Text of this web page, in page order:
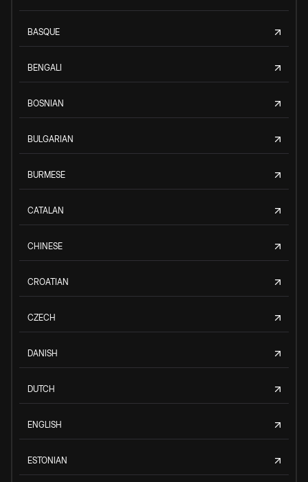
BASQUE
BENGALI
BOSNIAN
BULGARIAN
BURMESE
CATALAN
CHINESE
CROATIAN
CZECH
DANISH
DUTCH
ENGLISH
ESTONIAN